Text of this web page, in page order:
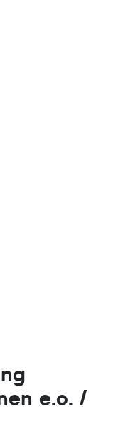
e.o. /